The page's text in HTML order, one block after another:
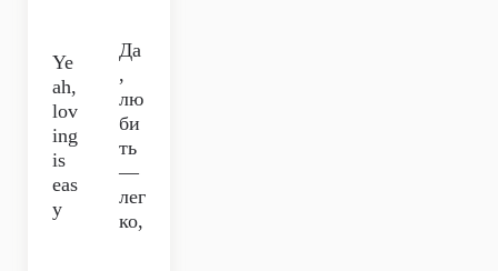
Ye
ah,
lov
ing
is
eas
y
Да
,
лю
би
ть
—
лег
ко,